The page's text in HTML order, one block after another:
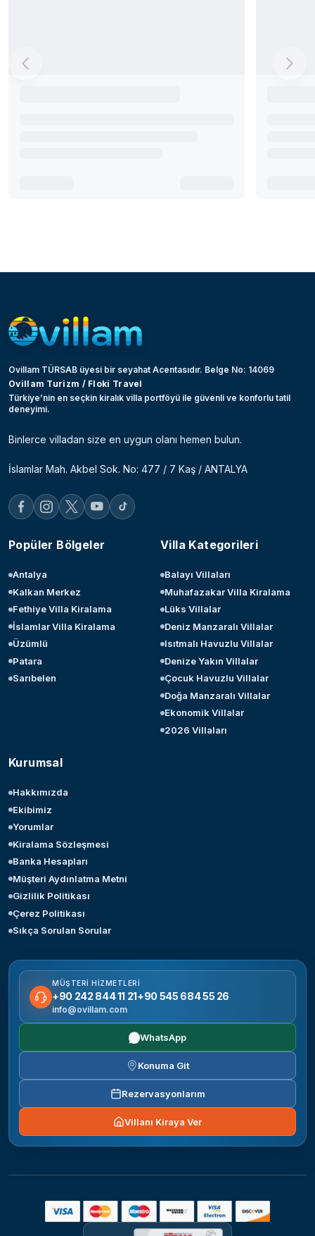
Ovillam TÜRSAB üyesi bir seyahat Acentasıdır. Belge No: 14069
Ovillam Turizm / Floki Travel
Türkiye’nin en seçkin kiralık villa portföyü ile güvenli ve konforlu tatil
deneyimi.
Binlerce villadan size en uygun olanı hemen bulun.
İslamlar Mah. Akbel Sok. No: 477 / 7 Kaş / ANTALYA
Popüler Bölgeler
Antalya
Kalkan Merkez
Fethiye Villa Kiralama
İslamlar Villa Kiralama
Üzümlü
Patara
Sarıbelen
Villa Kategorileri
Balayı Villaları
Muhafazakar Villa Kiralama
Lüks Villalar
Deniz Manzaralı Villalar
Isıtmalı Havuzlu Villalar
Denize Yakın Villalar
Çocuk Havuzlu Villalar
Doğa Manzaralı Villalar
Ekonomik Villalar
2026 Villaları
Kurumsal
Hakkımızda
Ekibimiz
Yorumlar
Kiralama Sözleşmesi
Banka Hesapları
Müşteri Aydınlatma Metni
Gizlilik Politikası
Çerez Politikası
Sıkça Sorulan Sorular
MÜŞTERI HIZMETLERI
+90 242 844 11 21+90 545 684 55 26
info@ovillam.com
WhatsApp
Konuma Git
Rezervasyonlarım
Villanı Kiraya Ver